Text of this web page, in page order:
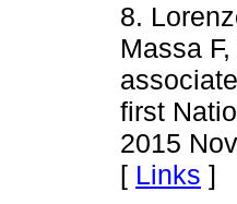
8.
Massa
first
2015
[ Links ]